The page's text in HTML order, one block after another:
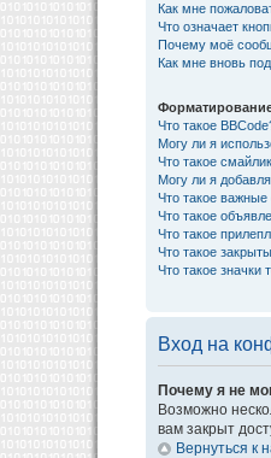
Как мне
Что означает
Почему моё
Как мне вновь
Что такое
Могу ли я
Что такое
Могу ли я
Что такое
Что такое
Что такое
Что такое
Что такое значки
Вход на
Почему я не
Возможно
вам закрыт
Вернуться к